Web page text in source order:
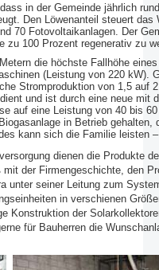
in der Gemeinde jährlich
Den Löwenanteil steuert
70 Fotovoltaikanlagen. Der
zu 100 Prozent regenerativ zu
die höchste Fallhöhe
(Leistung von 220 kW).
Stromproduktion von 1,5
und ist durch eine neue
auf eine Leistung von 40 bis
in Betrieb
kann sich die Familie leisten
dienen die Produkte
der Firmengeschichte, den
unter seiner Leitung zum
in verschienen
Konstruktion der
für Bauherren die